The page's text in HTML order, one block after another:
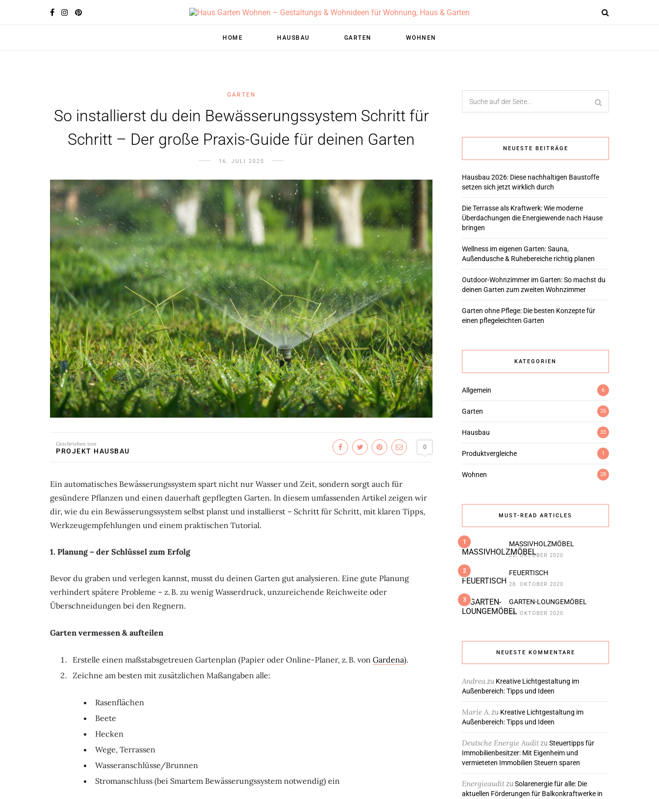
HOME HAUSBAU GARTEN WOHNEN
GARTEN
So installierst du dein Bewässerungssystem Schritt für
Schritt – Der große Praxis-Guide für deinen Garten
16. JULI 2025
Geschrieben von
PROJEKT HAUSBAU 0
Ein automatisches Bewässerungssystem spart nicht nur Wasser und Zeit, sondern sorgt auch für
gesündere Pflanzen und einen dauerhaft gepflegten Garten. In diesem umfassenden Artikel zeigen wir
dir, wie du ein Bewässerungssystem selbst planst und installierst – Schritt für Schritt, mit klaren Tipps,
Werkzeugempfehlungen und einem praktischen Tutorial.
1. Planung – der Schlüssel zum Erfolg
Bevor du graben und verlegen kannst, musst du deinen Garten gut analysieren. Eine gute Planung
verhindert spätere Probleme – z. B. zu wenig Wasserdruck, unzureichende Reichweite oder
Überschneidungen bei den Regnern.
Garten vermessen & aufteilen
Erstelle einen maßstabsgetreuen Gartenplan (Papier oder Online-Planer, z. B. von Gardena).
Zeichne am besten mit zusätzlichen Maßangaben alle:
Rasenflächen
Beete
Hecken
Wege, Terrassen
Wasseranschlüsse/Brunnen
Stromanschluss (bei Smartem Bewässerungssystem notwendig) ein
NEUESTE BEITRÄGE
Hausbau 2026: Diese nachhaltigen Baustoffe
setzen sich jetzt wirklich durch
Die Terrasse als Kraftwerk: Wie moderne
Überdachungen die Energiewende nach Hause
bringen
Wellness im eigenen Garten: Sauna,
Außendusche & Ruhebereiche richtig planen
Outdoor-Wohnzimmer im Garten: So machst du
deinen Garten zum zweiten Wohnzimmer
Garten ohne Pflege: Die besten Konzepte für
einen pflegeleichten Garten
KATEGORIEN
Allgemein 6
Garten 26
Hausbau 33
Produktvergleiche 1
Wohnen 28
MUST-READ ARTICLES
1 MASSIVHOLZMÖBEL
25. OKTOBER 2020
2 FEUERTISCH
28. OKTOBER 2020
3 GARTEN-LOUNGEMÖBEL
30. OKTOBER 2020
NEUESTE KOMMENTARE
Andreazu Kreative Lichtgestaltung im
Außenbereich: Tipps und Ideen
Marie A.zu Kreative Lichtgestaltung im
Außenbereich: Tipps und Ideen
Deutsche Energie Auditzu Steuertipps für
Immobilienbesitzer: Mit Eigenheim und
vermieteten Immobilien Steuern sparen
Energieauditzu Solarenergie für alle: Die
aktuellen Förderungen für Balkonkraftwerke in